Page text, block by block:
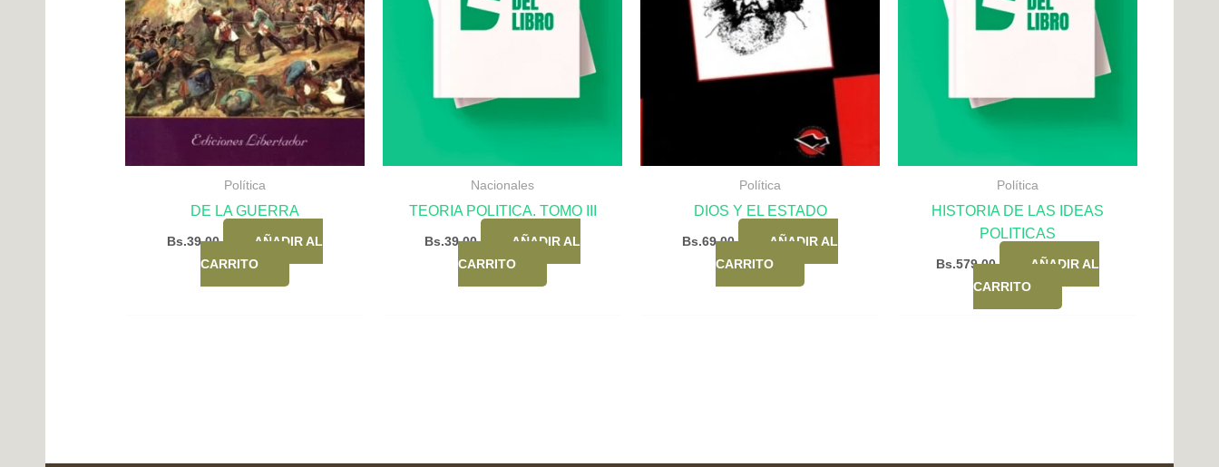
Política
DE LA GUERRA
Bs.39,00
AÑADIR AL
CARRITO
Nacionales
TEORIA POLITICA. TOMO III
Bs.39,00
AÑADIR AL
CARRITO
Política
DIOS Y EL ESTADO
Bs.69,00
AÑADIR AL
CARRITO
Política
HISTORIA DE LAS IDEAS
POLITICAS
Bs.579,00
AÑADIR AL
CARRITO